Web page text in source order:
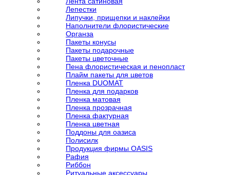
Лепестки
Липучки, прищепки и наклейки
Наполнители флористические
Органза
Пакеты конусы
Пакеты подарочные
Пакеты цветочные
Пена флористическая и пенопласт
Плайм пакеты для цветов
Пленка DUOMAT
Пленка для подарков
Пленка матовая
Пленка прозрачная
Пленка фактурная
Пленка цветная
Поддоны для оазиса
Полисилк
Продукция фирмы OASIS
Рафия
Риббон
Ритуальные аксессуары